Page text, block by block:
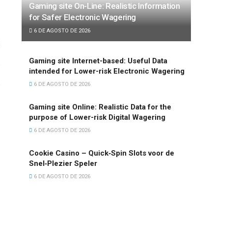
Gaming site On-Line: Realistic Information
for Safer Electronic Wagering
6 DE AGOSTO DE 2026
Gaming site Internet-based: Useful Data
intended for Lower-risk Electronic Wagering
6 DE AGOSTO DE 2026
Gaming site Online: Realistic Data for the
purpose of Lower-risk Digital Wagering
6 DE AGOSTO DE 2026
Cookie Casino – Quick‑Spin Slots voor de
Snel‑Plezier Speler
6 DE AGOSTO DE 2026